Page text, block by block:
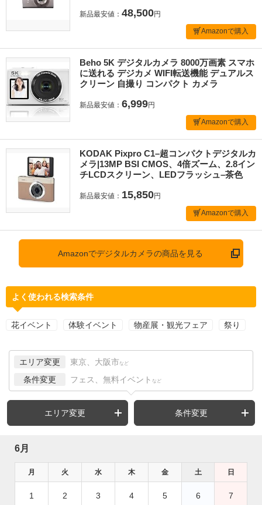
新品最安値： 48,500円
Amazonで購入
Beho 5K デジタルカメラ 8000万画素 スマホ
に送れる デジカメ WIFI転送機能 デュアルス
クリーン 自撮り コンパクト カメラ
新品最安値： 6,999円
Amazonで購入
KODAK Pixpro C1–超コンパクトデジタルカ
メラ|13MP BSI CMOS、4倍ズーム、2.8イン
チLCDスクリーン、LEDフラッシュ–茶色
新品最安値： 15,850円
Amazonで購入
Amazonでデジタルカメラの商品を見る
よく使われる検索条件
花イベント 体験イベント 物産展・観光フェア 祭り
エリア変更 東京、大阪市 など
条件変更 フェス、無料イベント など
エリア変更 条件変更
6月
月 火 水 木 金 土 日
1 2 3 4 5 6 7